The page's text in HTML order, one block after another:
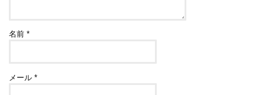
名前*
メール*